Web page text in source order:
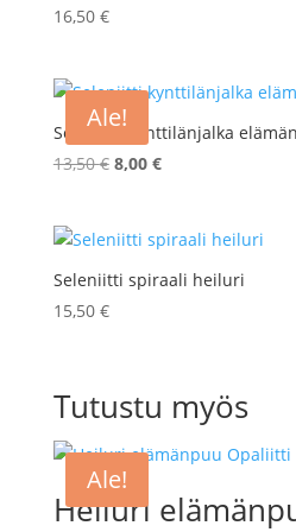
16,50 €
Ale!
Seleniitti kynttilänjalka
13,50€ Alkuperäinen
13,50 €.
8,00 €Nykyinen
8,00 €.
Seleniitti spiraali heiluri
15,50 €
Tutustu myös
Ale!
Heiluri